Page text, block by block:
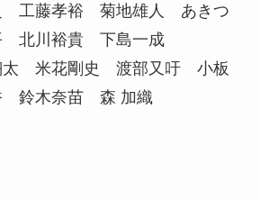
工藤孝裕 菊地雄人 あきつ
北川裕貴 下島一成
太 米花剛史 渡部又吁 小板
鈴木奈苗 森 加織